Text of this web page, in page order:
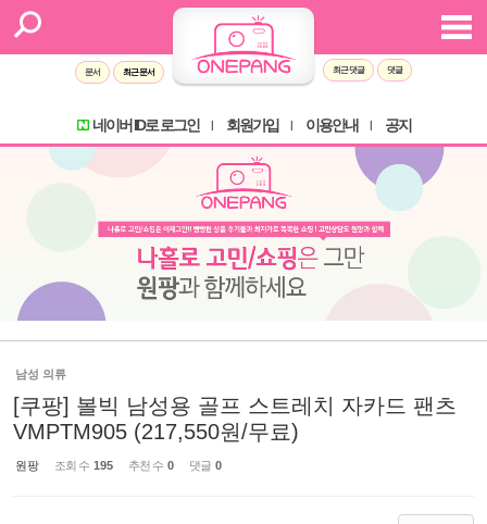
문서 최근 문서 최근 댓글 댓글
네이버 ID로 로그인 회원가입 이용안내 공지
남성 의류
[쿠팡] 볼빅 남성용 골프 스트레치 자카드 팬츠
VMPTM905 (217,550원/무료)
원팡 조회 수 195 추천 수 0 댓글 0